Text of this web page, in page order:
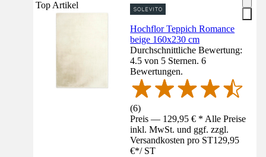
Top Artikel
Hochflor Teppich Romance
beige 160x230 cm
Durchschnittliche Bewertung:
4.5 von 5 Sternen. 6
Bewertungen.
(6)
Preis — 129,95 € * Alle Preise
inkl. MwSt. und ggf. zzgl.
Versandkosten pro ST129,95
€*/ ST